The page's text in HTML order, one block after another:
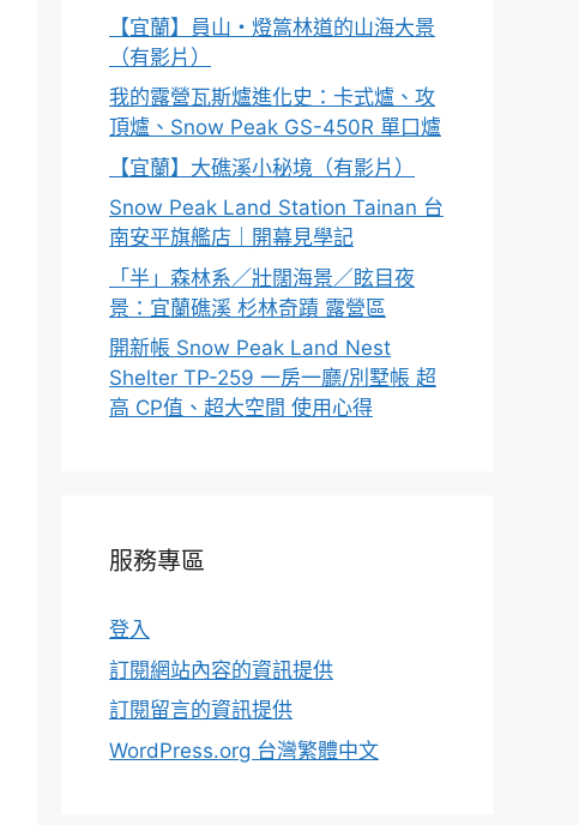
【宜蘭】員山・燈篙林道的山海大景
（有影片）
我的露營瓦斯爐進化史：卡式爐、攻
頂爐、Snow Peak GS-450R 單口爐
【宜蘭】大礁溪小秘境（有影片）
Snow Peak Land Station Tainan 台
南安平旗艦店｜開幕見學記
「半」森林系／壯闊海景／眩目夜
景：宜蘭礁溪 杉林奇蹟 露營區
開新帳 Snow Peak Land Nest
Shelter TP-259 一房一廳/別墅帳 超
高 CP值、超大空間 使用心得
服務專區
登入
訂閱網站內容的資訊提供
訂閱留言的資訊提供
WordPress.org 台灣繁體中文